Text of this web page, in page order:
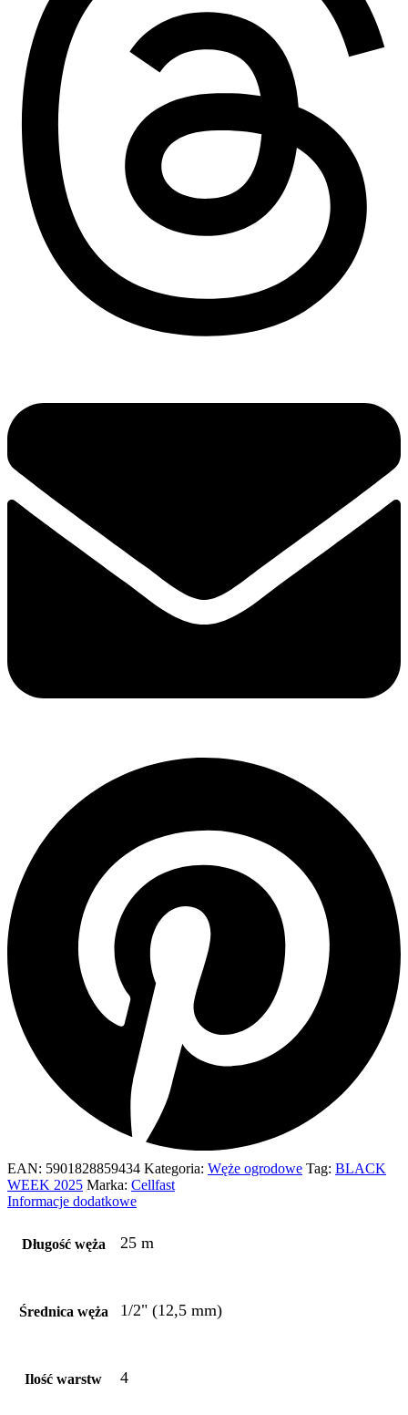
EAN: 5901828859434 Kategoria: Węże ogrodowe Tag: BLACK
WEEK 2025 Marka: Cellfast
Informacje dodatkowe
Długość węża 25 m
Średnica węża 1/2" (12,5 mm)
Ilość warstw 4